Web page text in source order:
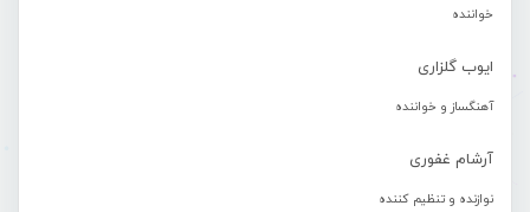
خواننده
ایوب گلزاری
آهنگساز و خواننده
آرشام غفوری
نوازنده و تنظیم کننده